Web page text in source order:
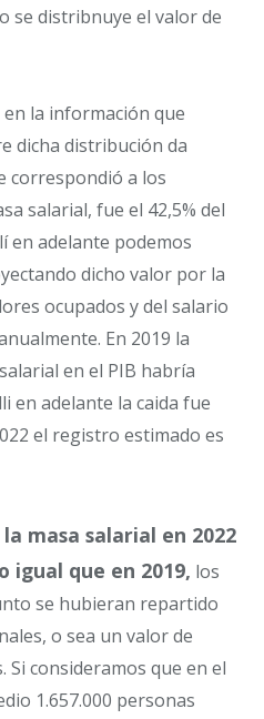
se distribnuye el valor de
la información que
dicha distribución da
correspondió a los
salarial, fue el 42,5% del
en adelante podemos
dicho valor por la
ocupados y del salario
En 2019 la
en el PIB habría
en adelante la caida fue
el registro estimado es
masa salarial en 2022
igual que en 2019, los
se hubieran repartido
o sea un valor de
Si consideramos que en el
1.657.000 personas